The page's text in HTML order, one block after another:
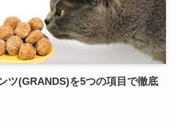
ツ(GRANDS)を5つの項目で徹底